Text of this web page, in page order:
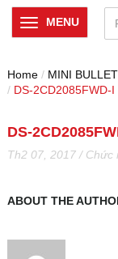
MENU
Home / MINI
/ DS-2CD2085FWD-I
DS-
Th2 07, 2017 / Chức
ABOUT THE